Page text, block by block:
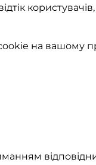
на вашому